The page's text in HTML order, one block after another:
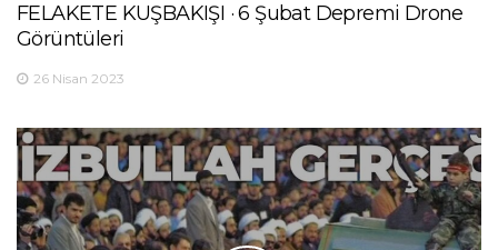
FELAKETE KUŞBAKIŞI · 6 Şubat Depremi Drone
Görüntüleri
26 Nisan 2023